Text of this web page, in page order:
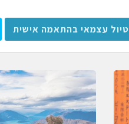
טיול עצמאי בהתאמה אישית